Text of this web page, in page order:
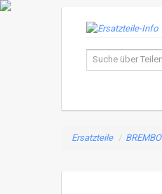
Ersatzteile / BREMBO